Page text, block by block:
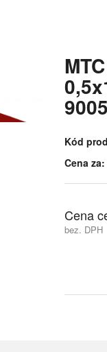
Kód
Cena za:
Cena
bez. DPH